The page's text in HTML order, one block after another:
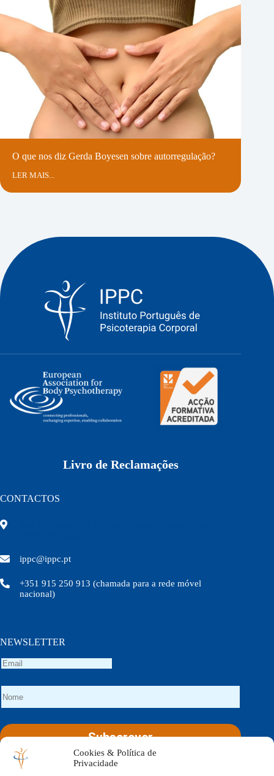
Cookies & Política de
Privacidade
O que nos diz Gerda Boyesen sobre autorregulação?
LER MAIS...
Livro de Reclamações
CONTACTOS
ippc@ippc.pt
+351 915 250 913 (chamada para a rede móvel
nacional)
NEWSLETTER
Social Icons